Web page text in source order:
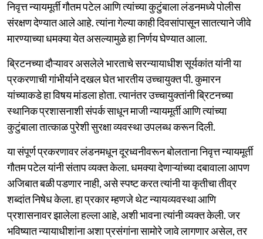
निवृत्त न्यायमूर्ती गौतम पटेल आणि त्यांच्या कुटुंबाला लंडनमध्ये पोलीस
संरक्षण देण्यात आले आहे. त्यांना गेल्या काही दिवसांपासून सातत्याने जीवे
मारण्याच्या धमक्या येत असल्यामुळे हा निर्णय घेण्यात आला.
ब्रिटनच्या दौऱ्यावर असलेले भारताचे सरन्यायाधीश सूर्यकांत यांनी या
प्रकरणाची गांभीर्याने दखल घेत भारतीय उच्चायुक्त पी. कुमारन
यांच्याकडे हा विषय मांडला होता. त्यानंतर उच्चायुक्तांनी ब्रिटनच्या
स्थानिक प्रशासनाशी संपर्क साधून माजी न्यायमूर्ती आणि त्यांच्या
कुटुंबाला तात्काळ पुरेशी सुरक्षा व्यवस्था उपलब्ध करून दिली.
या संपूर्ण प्रकरणावर लंडनमधून दूरध्वनीवरून बोलताना निवृत्त न्यायमूर्ती
गौतम पटेल यांनी संताप व्यक्त केला. धमक्या देणाऱ्यांच्या दबावाला आपण
अजिबात बळी पडणार नाही, असे स्पष्ट करत त्यांनी या कृतीचा तीव्र
शब्दांत निषेध केला. हा प्रकार म्हणजे थेट न्यायव्यवस्था आणि
प्रशासनावर झालेला हल्ला आहे, अशी भावना त्यांनी व्यक्त केली. जर
भविष्यात न्यायाधीशांना अशा प्रसंगांना सामोरे जावे लागणार असेल, तर